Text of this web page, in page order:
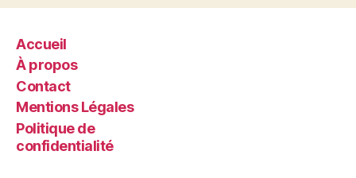
Accueil
À propos
Contact
Mentions Légales
Politique de
confidentialité